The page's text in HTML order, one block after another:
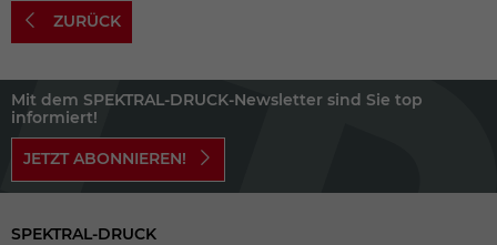
ZURÜCK
Mit dem SPEKTRAL-DRUCK-Newsletter sind Sie top
informiert!
JETZT ABONNIEREN!
SPEKTRAL-DRUCK